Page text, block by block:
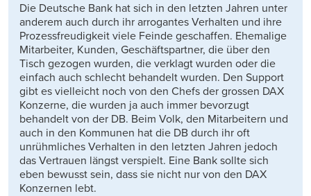
Die Deutsche Bank hat sich in den letzten Jahren unter
anderem auch durch ihr arrogantes Verhalten und ihre
Prozessfreudigkeit viele Feinde geschaffen. Ehemalige
Mitarbeiter, Kunden, Geschäftspartner, die über den
Tisch gezogen wurden, die verklagt wurden oder die
einfach auch schlecht behandelt wurden. Den Support
gibt es vielleicht noch von den Chefs der grossen DAX
Konzerne, die wurden ja auch immer bevorzugt
behandelt von der DB. Beim Volk, den Mitarbeitern und
auch in den Kommunen hat die DB durch ihr oft
unrühmliches Verhalten in den letzten Jahren jedoch
das Vertrauen längst verspielt. Eine Bank sollte sich
eben bewusst sein, dass sie nicht nur von den DAX
Konzernen lebt.